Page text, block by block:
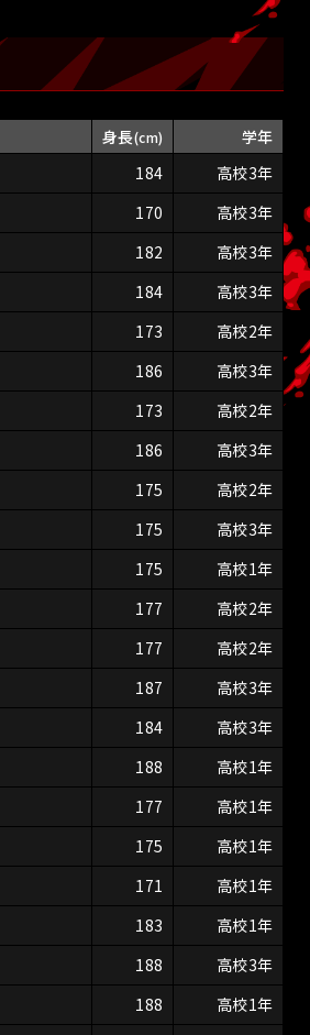
身長(cm)
学年
184
高校3年
170
高校3年
182
高校3年
184
高校3年
173
高校2年
186
高校3年
173
高校2年
186
高校3年
175
高校2年
175
高校3年
175
高校1年
177
高校2年
177
高校2年
187
高校3年
184
高校3年
188
高校1年
177
高校1年
175
高校1年
171
高校1年
183
高校1年
188
高校3年
188
高校1年